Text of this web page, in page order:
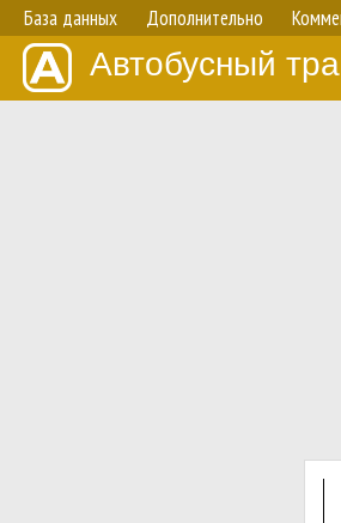
База данных Дополнительно
Автобусный